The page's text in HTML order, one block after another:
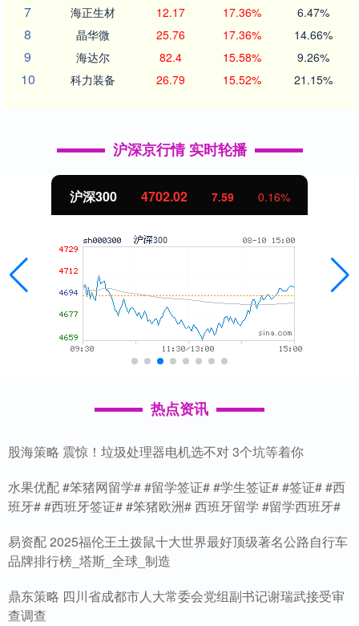
7 海正生材 12.17 17.36% 6.47%
8 晶华微 25.76 17.36% 14.66%
9 海达尔 82.4 15.58% 9.26%
10 科力装备 26.79 15.52% 21.15%
沪深京行情 实时轮播
沪深300 4702.02 7.59 0.16%
热点资讯
股海策略 震惊！垃圾处理器电机选不对 3个坑等着你
水果优配 #笨猪网留学# #留学签证# #学生签证# #签证# #西
班牙# #西班牙签证# #笨猪欧洲# 西班牙留学 #留学西班牙#
易资配 2025福伦王土拨鼠十大世界最好顶级著名公路自行车
品牌排行榜_塔斯_全球_制造
鼎东策略 四川省成都市人大常委会党组副书记谢瑞武接受审
查调查